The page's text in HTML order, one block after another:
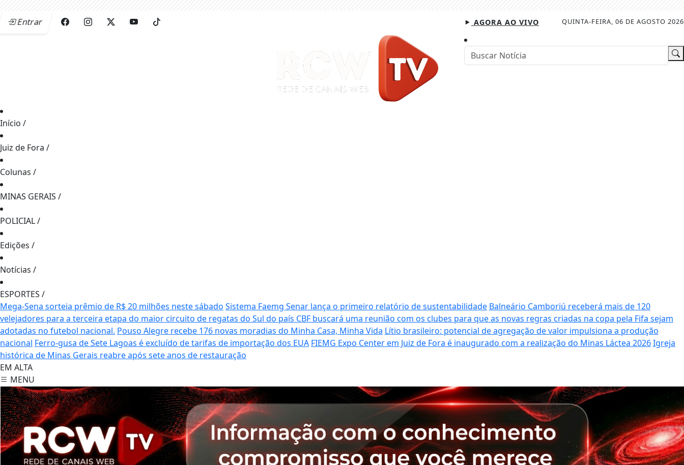
Entrar QUINTA-FEIRA, 06 DE AGOSTO 2026
AGORA AO VIVO
Início /
Juiz de Fora /
Colunas /
MINAS GERAIS /
POLICIAL/
Edições /
Notícias /
ESPORTES /
Mega-Sena sorteia prêmio de R$ 20 milhões neste sábado Sistema Faemg Senar lança o primeiro relatório de sustentabilidade Balneário Camboriú receberá mais de 120
velejadores para a terceira etapa do maior circuito de regatas do Sul do país CBF buscará uma reunião com os clubes para que as novas regras criadas na copa pela Fifa sejam
adotadas no futebol nacional. Pouso Alegre recebe 176 novas moradias do Minha Casa, Minha Vida Lítio brasileiro: potencial de agregação de valor impulsiona a produção
nacional Ferro-gusa de Sete Lagoas é excluído de tarifas de importação dos EUA FIEMG Expo Center em Juiz de Fora é inaugurado com a realização do Minas Láctea 2026Igreja
histórica de Minas Gerais reabre após sete anos de restauração
EM ALTA
MENU